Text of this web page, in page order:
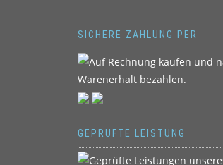
SICHERE ZAHLUNG PER
GEPRÜFTE LEISTUNG